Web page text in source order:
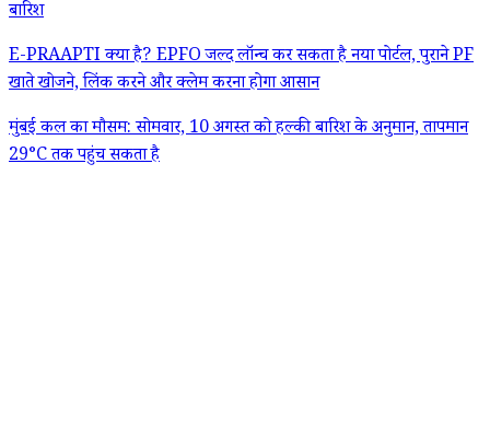
बारिश
E-PRAAPTI क्या है? EPFO जल्द लॉन्च कर सकता है नया पोर्टल, पुराने PF
खाते खोजने, लिंक करने और क्लेम करना होगा आसान
मुंबई कल का मौसम: सोमवार, 10 अगस्त को हल्की बारिश के अनुमान, तापमान
29°C तक पहुंच सकता है